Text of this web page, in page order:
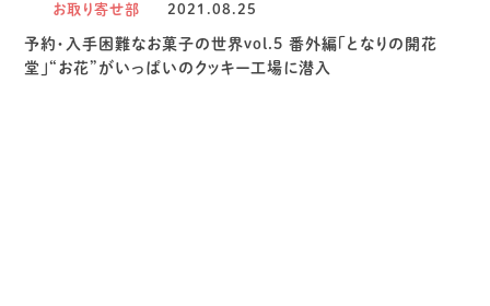
お取り寄せ部 2021.08.25
予約・入手困難なお菓子の世界vol.5 番外編「となりの開花
堂」“お花”がいっぱいのクッキー工場に潜入